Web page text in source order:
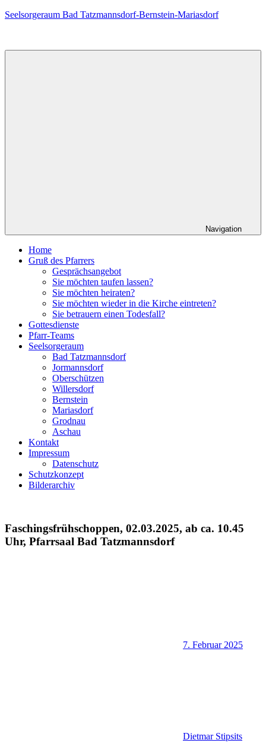
Zum
Seelsorgeraum Bad Tatzmannsdorf-Bernstein-Mariasdorf
Navigation
Home
Gruß des Pfarrers
Gesprächsangebot
Sie möchten taufen lassen?
Sie möchten heiraten?
Sie möchten wieder in die Kirche eintreten?
Sie betrauern einen Todesfall?
Gottesdienste
Pfarr-Teams
Seelsorgeraum
Bad Tatzmannsdorf
Jormannsdorf
Oberschützen
Willersdorf
Bernstein
Mariasdorf
Grodnau
Aschau
Kontakt
Impressum
Datenschutz
Schutzkonzept
Bilderarchiv
Faschingsfrühschoppen, 02.03.2025, ab ca. 10.45
Uhr, Pfarrsaal Bad Tatzmannsdorf
7. Februar 2025
Dietmar Stipsits